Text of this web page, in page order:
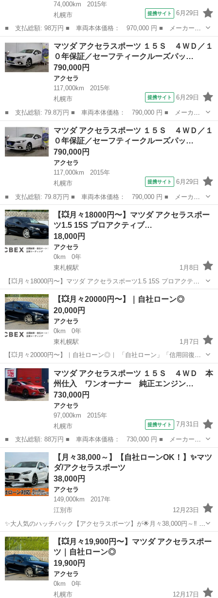
74,000km
2015年
札幌市
提携サイト 6月29日
■ 支払総額: 98万円 ■ 車両本体価格： 970,000 円 ■ メーカー
名： マツダ ■ 車種名： アクセラスポーツ ■ グレード名： １
５Ｓ ４ＷＤ／１０年保証／事故無／夏冬タイヤ／スマートシティブ
レーキサポート／...
北海道 札幌市 アクセラ
マツダ アクセラスポーツ １５Ｓ ４ＷＤ／１
０年保証／セーフティークルーズパッ…
790,000円
アクセラ
117,000km
2015年
札幌市
提携サイト 6月29日
■ 支払総額: 79.8万円 ■ 車両本体価格： 790,000 円 ■ メーカー
名： マツダ ■ 車種名： アクセラスポーツ ■ グレード名： １
５Ｓ ４ＷＤ／１０年保証／セーフティークルーズパッケージ／スマ
ートシティー...
北海道 札幌市 アクセラ
マツダ アクセラスポーツ １５Ｓ ４ＷＤ／１
０年保証／セーフティークルーズパッ…
790,000円
アクセラ
117,000km
2015年
札幌市
提携サイト 6月29日
■ 支払総額: 79.8万円 ■ 車両本体価格： 790,000 円 ■ メーカー
名： マツダ ■ 車種名： アクセラスポーツ ■ グレード名： １
５Ｓ ４ＷＤ／１０年保証／セーフティークルーズパッケージ／スマ
ートシティー...
北海道 札幌市 アクセラ
【💥月々18000円〜】マツダ アクセラスポー
ツ1.5 15S プロアクティブ…
18,000円
アクセラ
0km
0年
東札幌駅
1月8日
【💥月々18000円〜】マツダ アクセラスポーツ1.5 15S プロアクティ
ブ｜自社ローン◎｜ 「自社ローン」「信用回復ローン」多数ローンの
お取り扱いございます💡 ⚠当店へのお問い合わせ・審査・ご案内は、
下記...
北海道 札幌市 東札幌駅 アクセラ
【💥月々20000円〜】｜自社ローン◎
20,000円
アクセラ
0km
0年
東札幌駅
1月7日
【💥月々20000円〜】｜自社ローン◎｜ 「自社ローン」「信用回復ロ
ーン」多数ローンのお取り扱いございます💡 ⚠当店へのお問い合わ
せ・審査・ご案内は、下記のLINEリンクからのみ受付しております⚠
💬ま...
北海道 札幌市 東札幌駅 アクセラ
マツダ アクセラスポーツ １５Ｓ ４ＷＤ 本
州仕入 ワンオーナー 純正エンジン…
730,000円
アクセラ
97,000km
2015年
札幌市
提携サイト 7月31日
■ 支払総額: 88万円 ■ 車両本体価格： 730,000 円 ■ メーカー
名： マツダ ■ 車種名： アクセラスポーツ ■ グレード名： １
５Ｓ ４ＷＤ 本州仕入 ワンオーナー 純正エンジンスターター
プッシュスタート...
北海道 札幌市 アクセラ
【月々38,000～】【自社ローンOK！】✨マツ
ダ/アクセラスポーツ
38,000円
アクセラ
149,000km
2017年
江別市
12月23日
✨大人気のハッチバック【アクセラスポーツ】が🌟月々38,000円～‼️ 💡
自社ローン💡信用回復ローン完備‼️ 🚙全国陸送にてご納車致します 🚙
在庫にないお車もお探しします ✅審査無料 ✅最短即日回答 ...
北海道 江別市 アクセラ 月々
【💥月々19,900円〜】マツダ アクセラスポー
ツ｜自社ローン◎
19,900円
アクセラ
0km
0年
札幌市
12月17日